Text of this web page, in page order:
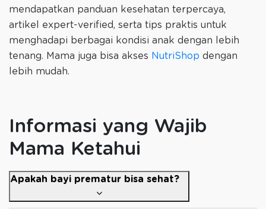
mendapatkan panduan kesehatan terpercaya,
artikel expert-verified, serta tips praktis untuk
menghadapi berbagai kondisi anak dengan lebih
tenang. Mama juga bisa akses NutriShop dengan
lebih mudah.
Informasi yang Wajib
Mama Ketahui
Apakah bayi prematur bisa sehat?